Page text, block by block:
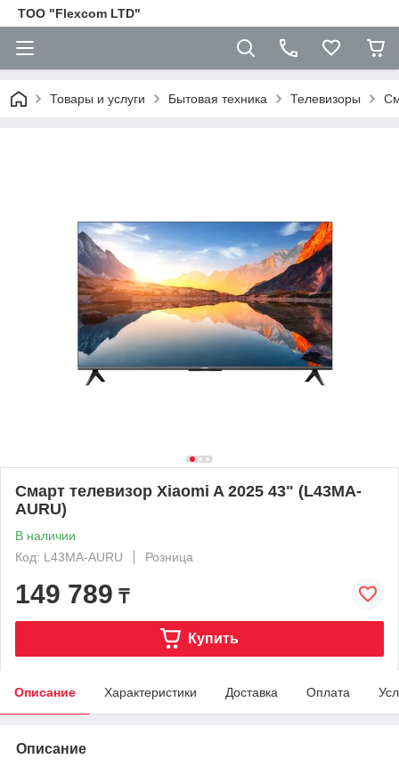
ТОО "Flexcom LTD"
Товары и услуги Бытовая техника Телевизоры
Смарт телевизор Xiaomi A 2025 43" (L43MA-
AURU)
В наличии
Код: L43MA-AURU
Розница
149 789 ₸
Купить
Описание Характеристики Доставка Оплата
Описание